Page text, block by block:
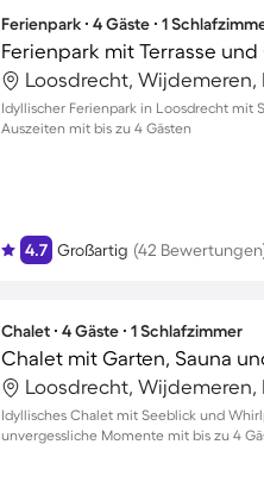
Ferienpark ∙ 4 Gäste ∙ 1
Ferienpark mit Terrasse
Loosdrecht, Wijdemeren,
Idyllischer Ferienpark in Loosdrecht mit
Auszeiten mit bis zu 4 Gästen
4.7 Großartig (42
Chalet ∙ 4 Gäste ∙ 1 Schlafzimmer
Loosdrecht, Wijdemeren,
Idyllisches Chalet mit Seeblick und
unvergessliche Momente mit bis zu 4